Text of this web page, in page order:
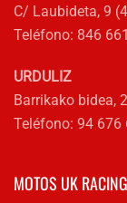
C/ Laubideta, 9
Teléfono: 846
URDULIZ
Barrikako bidea,
Teléfono: 94 676
MOTOS UK